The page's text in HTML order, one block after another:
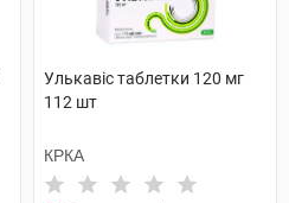
Улькавіс таблетки 120 мг
112 шт
КРКА